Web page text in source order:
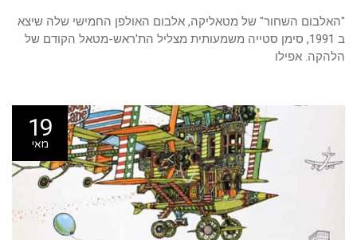
"האלבום השחור" של מטאליקה, אלבום האולפן החמישי שלה שיצא
ב 1991, סימן סטייה משמעותית מצליל הת'ראש-מטאל הקודם של
הלהקה. אפילו
19
מאי